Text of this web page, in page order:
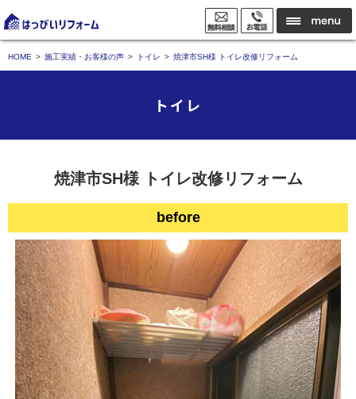
HOME 施工実績・お客様の声 トイレ 焼津市SH様 トイレ改修リフォーム
トイレ
焼津市SH様 トイレ改修リフォーム
before